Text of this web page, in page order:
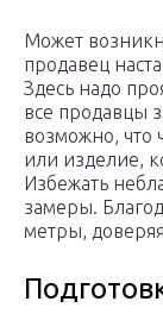
Может
продавец
Здесь надо
все продавцы
возможно, что
или изделие,
Избежать
замеры.
метры,